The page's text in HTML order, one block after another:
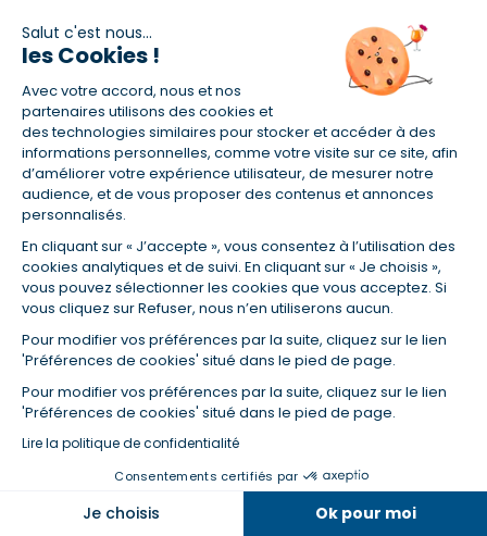
Salut c'est nous...
les Cookies !
Avec votre accord, nous et nos
partenaires utilisons des cookies et
des technologies similaires pour stocker et accéder à des
informations personnelles, comme votre visite sur ce site, afin
d’améliorer votre expérience utilisateur, de mesurer notre
audience, et de vous proposer des contenus et annonces
personnalisés.
En cliquant sur « J’accepte », vous consentez à l’utilisation des
cookies analytiques et de suivi. En cliquant sur « Je choisis »,
vous pouvez sélectionner les cookies que vous acceptez. Si
vous cliquez sur Refuser, nous n’en utiliserons aucun.
Pour modifier vos préférences par la suite, cliquez sur le lien
'Préférences de cookies' situé dans le pied de page.
Pour modifier vos préférences par la suite, cliquez sur le lien
'Préférences de cookies' situé dans le pied de page.
Lire la politique de confidentialité
Consentements certifiés par
Je choisis Ok pour moi
Taux et tendances à suivre
Nos agences
Espace presse
Recrutement
Données personnelles
Utilisation des cookies
Gestion des cookies
Inscrivez-vous à notre newsletter
et nos communications
En vous abonnant, vous acceptez nos conditions d'utilisation
vous désabonner à tout moment depuis le lien présent dans